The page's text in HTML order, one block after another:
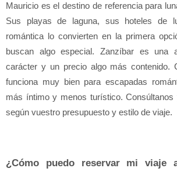
Mauricio es el destino de referencia para
Sus playas de laguna, sus hoteles de
romántica lo convierten en la primera
buscan algo especial. Zanzíbar es una
carácter y un precio algo más contenido.
funciona muy bien para escapadas
más íntimo y menos turístico. Consúltanos
según vuestro presupuesto y estilo de viaje.
¿Cómo puedo reservar mi viaje